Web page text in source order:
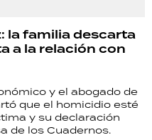
la familia descarta
a la relación con
y el abogado de
que el homicidio esté
y su declaración
de los Cuadernos.